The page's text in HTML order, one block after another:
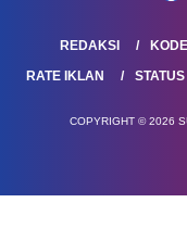
REDAKSI
RATE IKLAN
COPYRIGHT © 2026